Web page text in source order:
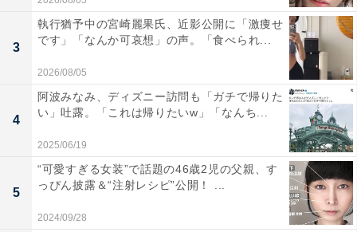
3
執行猶予中の宮崎麗果氏、近影公開に「激痩せ
です」「なんか可哀想」の声。「食べられ...
2026/08/05
4
阿波みなみ、ディズニー訪問も「ガチで帰りた
い」吐露。「これは帰りたいw」「なんち...
2025/06/19
5
“可愛すぎる女装”で話題の46歳2児の父親、す
っぴん披露＆“注射レシピ”公開！ ...
2024/09/28